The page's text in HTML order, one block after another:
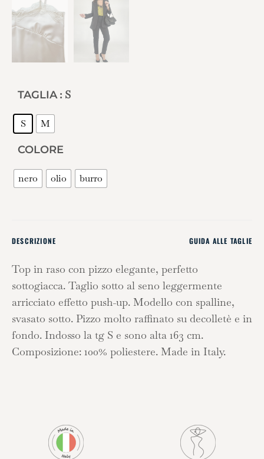
TAGLIA : S
S M
COLORE
nero olio burro
DESCRIZIONE GUIDA ALLE TAGLIE
Top in raso con pizzo elegante, perfetto
sottogiacca. Taglio sotto al seno leggermente
arricciato effetto push-up. Modello con spalline,
svasato sotto. Pizzo molto raffinato su decolletè e in
fondo. Indosso la tg S e sono alta 163 cm.
Composizione: 100% poliestere. Made in Italy.